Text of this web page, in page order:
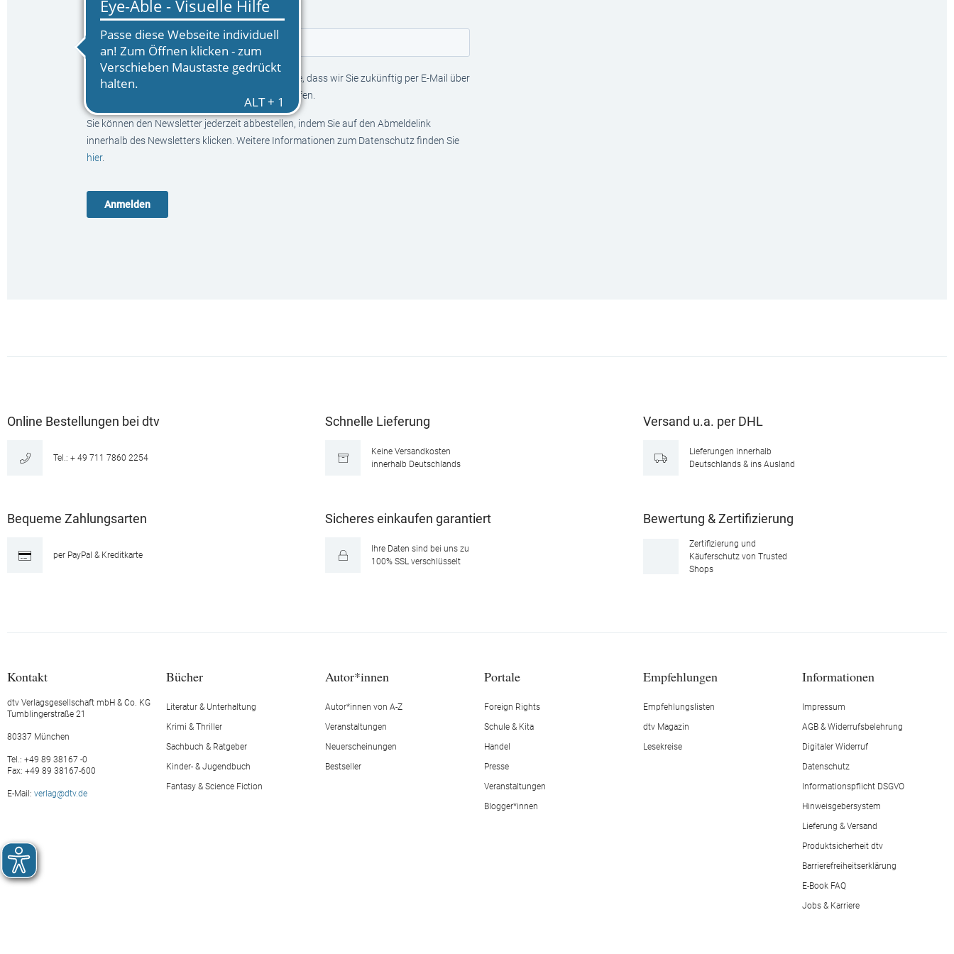
E-Mail*
Mit Klick auf den Anmelden-Button bestätigen Sie, dass wir Sie zukünftig per E-Mail über
Neuerscheinungen und Aktionen informieren dürfen.
Sie können den Newsletter jederzeit abbestellen, indem Sie auf den Abmeldelink
innerhalb des Newsletters klicken. Weitere Informationen zum Datenschutz finden Sie
hier.
Online Bestellungen bei dtv
Tel.: + 49 711 7860 2254
Schnelle Lieferung
Keine Versandkosten
innerhalb Deutschlands
Versand u.a. per DHL
Lieferungen innerhalb
Deutschlands & ins Ausland
Bequeme Zahlungsarten
per PayPal & Kreditkarte
Sicheres einkaufen garantiert
Ihre Daten sind bei uns zu
100% SSL verschlüsselt
Bewertung & Zertifizierung
Zertifizierung und
Käuferschutz von Trusted
Shops
Kontakt
dtv Verlagsgesellschaft mbH & Co. KG
Tumblingerstraße 21
80337 München
Tel.: +49 89 38167 -0
Fax: +49 89 38167-600
E-Mail: verlag@dtv.de
Bücher
Literatur & Unterhaltung
Krimi & Thriller
Sachbuch & Ratgeber
Kinder- & Jugendbuch
Fantasy & Science Fiction
Autor*innen
Autor*innen von A-Z
Veranstaltungen
Neuerscheinungen
Bestseller
Portale
Foreign Rights
Schule & Kita
Handel
Presse
Veranstaltungen
Blogger*innen
Empfehlungen
Empfehlungslisten
dtv Magazin
Lesekreise
Informationen
Impressum
AGB & Widerrufsbelehrung
Digitaler Widerruf
Datenschutz
Informationspflicht DSGVO
Hinweisgebersystem
Lieferung & Versand
Produktsicherheit dtv
Barrierefreiheitserklärung
E-Book FAQ
Jobs & Karriere